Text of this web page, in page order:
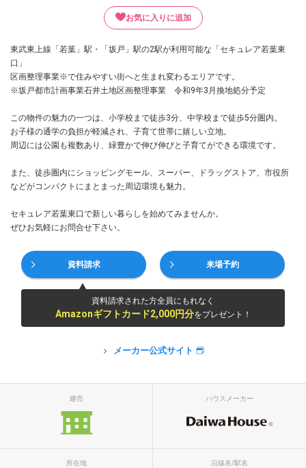
お気に入りに追加
東武東上線「若葉」駅・「坂戸」駅の2駅が利用可能な「セキュレア若葉東
口」
区画整理事業※で住みやすい街へと生まれ変わるエリアです。
※坂戸都市計画事業石井土地区画整理事業 令和9年3月換地処分予定
この物件の魅力の一つは、小学校まで徒歩3分、中学校まで徒歩5分圏内。
お子様の通学の負担が軽減され、子育て世帯に嬉しい立地。
周辺には公園も複数あり、緑豊かで伸び伸びと子育てができる環境です。
また、徒歩圏内にショッピングモール、スーパー、ドラッグストア、市役所
などがコンパクトにまとまった周辺環境も魅力。
セキュレア若葉東口で新しい暮らしを始めてみませんか。
ぜひお気軽にお問合せ下さい。
資料請求 来場予約
資料請求された方全員にもれなく
Amazonギフトカード2,000円分をプレゼント！
メーカー公式サイト
建売 ハウスメーカー
所在地 沿線名/駅名